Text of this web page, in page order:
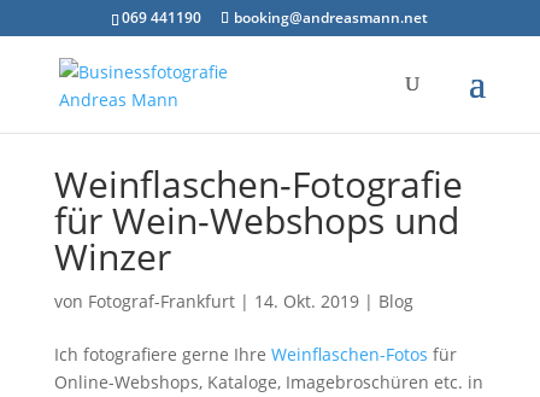
069 441190 booking@andreasmann.net
Weinflaschen-Fotografie
für Wein-Webshops und
Winzer
von Fotograf-Frankfurt| 14. Okt. 2019| Blog
Ich fotografiere gerne Ihre Weinflaschen-Fotos für
Online-Webshops, Kataloge, Imagebroschüren etc. in